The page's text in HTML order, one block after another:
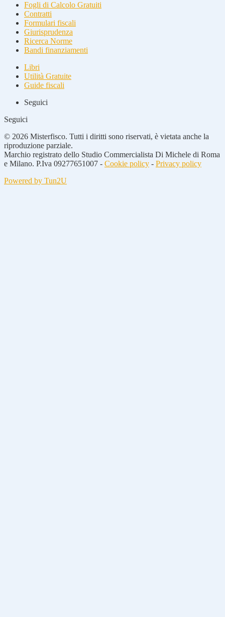
Fogli di Calcolo Gratuiti
Contratti
Formulari fiscali
Giurisprudenza
Ricerca Norme
Bandi finanziamenti
Libri
Utilità Gratuite
Guide fiscali
Seguici
Seguici
© 2026 Misterfisco. Tutti i diritti sono riservati, è vietata anche la
riproduzione parziale.
Marchio registrato dello Studio Commercialista Di Michele di Roma
e Milano. P.Iva 09277651007 - Cookie policy - Privacy policy
Powered by Tun2U